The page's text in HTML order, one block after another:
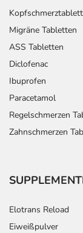
- Erhöhte
- Nesselausschlag
- Verstärkte
- Gestörte
-
-
- Osteoporose
- Nierenkrankheit
-
- Schmerzhafte
- Fehlende
- Fetale
Migräne Tabletten
ASS Tabletten
Diclofenac
Ibuprofen
Paracetamol
Regelschmerzen
Zahnschmerzen
Elotrans Reload
Eiweißpulver